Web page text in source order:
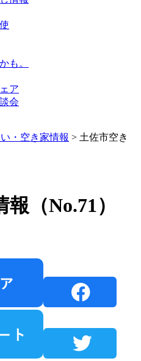
も。
ア
会
・空き家情報 > 土佐市空き
（No.71）